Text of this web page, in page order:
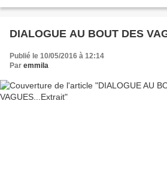
DIALOGUE AU BOUT DES
Publié le 10/05/2016 à 12:14
Par emmila